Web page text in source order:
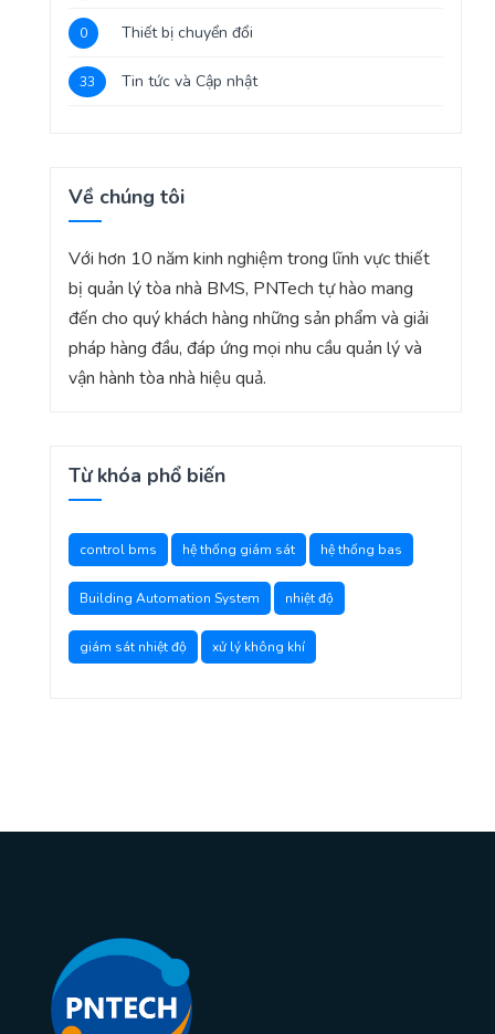
0 Thiết bị chuyển đổi
33 Tin tức và Cập nhật
Về chúng tôi
Với hơn 10 năm kinh nghiệm trong lĩnh vực thiết
bị quản lý tòa nhà BMS, PNTech tự hào mang
đến cho quý khách hàng những sản phẩm và giải
pháp hàng đầu, đáp ứng mọi nhu cầu quản lý và
vận hành tòa nhà hiệu quả.
Từ khóa phổ biến
control bms hệ thống giám sát hệ thống bas
Building Automation System nhiệt độ
giám sát nhiệt độ xử lý không khí